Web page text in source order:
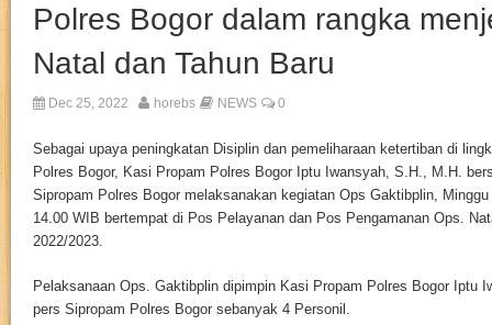
Polres Bogor dalam rangka
Natal dan Tahun Baru
Dec 25, 2022 horebs NEWS 0
Sebagai upaya peningkatan Disiplin dan pemeliharaan ketertiban di
Polres Bogor, Kasi Propam Polres Bogor Iptu Iwansyah, S.H., M.H.
Sipropam Polres Bogor melaksanakan kegiatan Ops Gaktibplin,
14.00 WIB bertempat di Pos Pelayanan dan Pos Pengamanan Ops.
2022/2023.
Pelaksanaan Ops. Gaktibplin dipimpin Kasi Propam Polres Bogor Iptu
pers Sipropam Polres Bogor sebanyak 4 Personil.